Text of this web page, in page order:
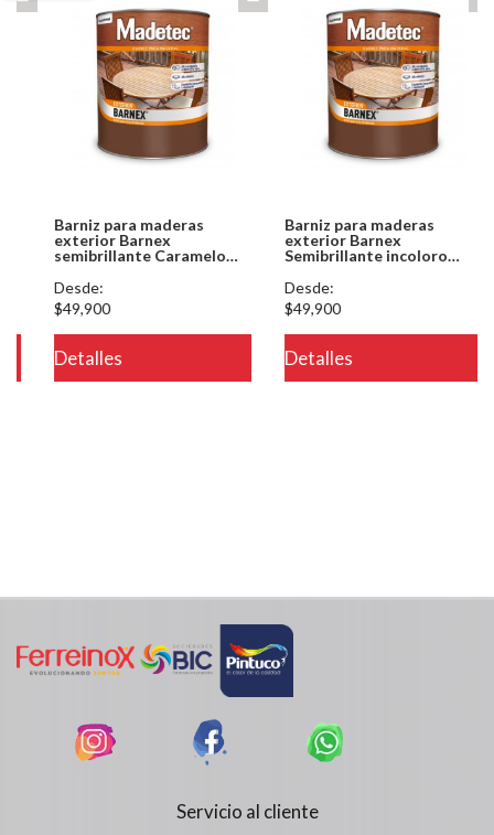
Barniz para maderas
exterior Barnex
semibrillante Caramelo
Desde:
$49,900
Detalles
Barniz para maderas
exterior Barnex
Semibrillante incoloro
Desde:
$49,900
Detalles
Servicio al cliente